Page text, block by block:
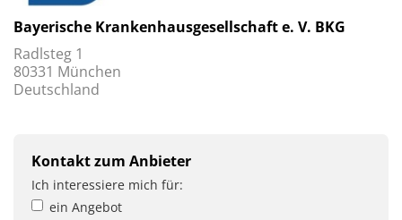
Bayerische Krankenhausgesellschaft e. V. BKG
Radlsteg 1
80331 München
Deutschland
Kontakt zum Anbieter
Ich interessiere mich für:
ein Angebot